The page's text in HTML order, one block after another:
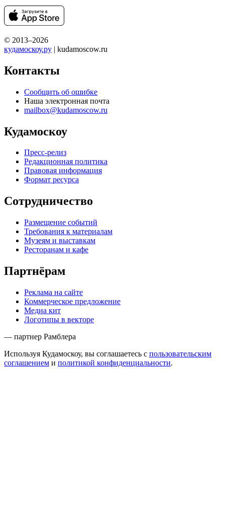
© 2013–2026
кудамоскоу.ру | kudamoscow.ru
Контакты
Сообщить об ошибке
Наша электронная почта
mailbox@kudamoscow.ru
Кудамоскоу
Пресс-релиз
Редакционная политика
Правовая информация
Формат ресурса
Сотрудничество
Размещение событий
Требования к материалам
Музеям и выставкам
Ресторанам и кафе
Партнёрам
Реклама на сайте
Коммерческое предложение
Медиа кит
Логотипы в векторе
— партнер Рамблера
Используя Кудамоскоу, вы соглашаетесь с пользовательским
соглашением и политикой конфиденциальности.